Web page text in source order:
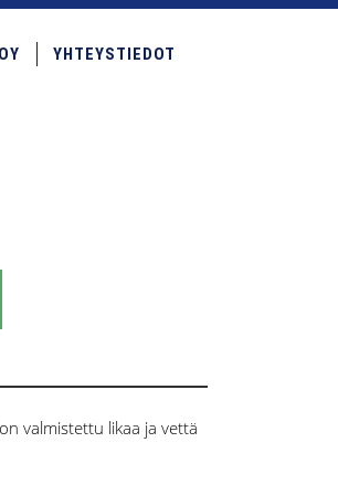
YHTEYSTIEDOT
valmistettu likaa ja vettä